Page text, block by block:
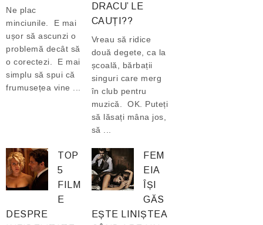
Ne plac
minciunile. E mai
ușor să ascunzi o
problemă decât să
o corectezi. E mai
simplu să spui că
frumusețea vine ...
DRACU’ LE
CAUȚI??
Vreau să ridice
două degete, ca la
școală, bărbații
singuri care merg
în club pentru
muzică. OK. Puteți
să lăsați mâna jos,
să ...
TOP
5
FILM
E
DESPRE
FEM
EIA
ÎȘI
GĂS
EȘTE LINIȘTEA